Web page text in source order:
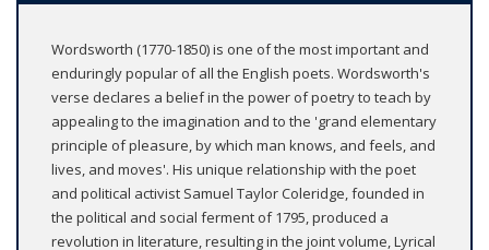
Wordsworth (1770-1850) is one of the most important and
enduringly popular of all the English poets. Wordsworth's
verse declares a belief in the power of poetry to teach by
appealing to the imagination and to the 'grand elementary
principle of pleasure, by which man knows, and feels, and
lives, and moves'. His unique relationship with the poet
and political activist Samuel Taylor Coleridge, founded in
the political and social ferment of 1795, produced a
revolution in literature, resulting in the joint volume, Lyrical